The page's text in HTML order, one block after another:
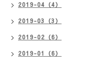
2019-04（4）
2019-03（3）
2019-02（6）
2019-01（6）